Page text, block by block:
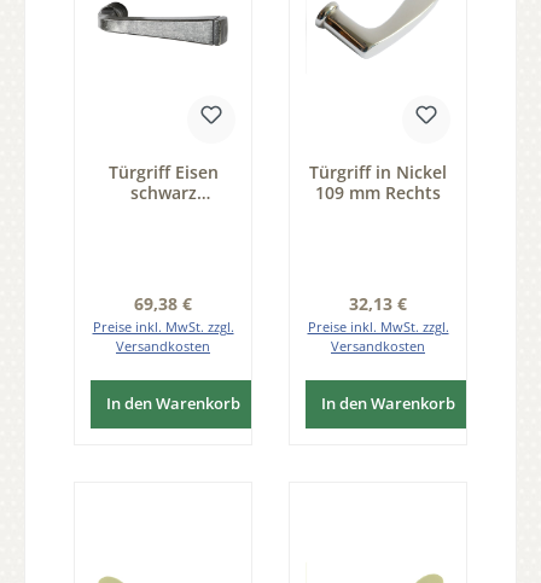
Türgriff Eisen
schwarz
TD055
Regulärer Preis:
69,38 €
Preise inkl. MwSt. zzgl.
Versandkosten
In den Warenkorb
Türgriff in Nickel
109 mm Rechts
Regulärer Preis:
32,13 €
Preise inkl. MwSt. zzgl.
Versandkosten
In den Warenkorb